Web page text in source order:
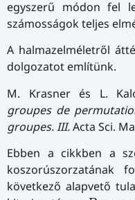
egyszerű módon fel
számosságok teljes
A halmazelméletről
dolgozatot említünk.
M. Krasner és L.
groupes de
groupes. III.Acta Sci.
Ebben a cikkben a
koszorúszorzatának
következő alapvető